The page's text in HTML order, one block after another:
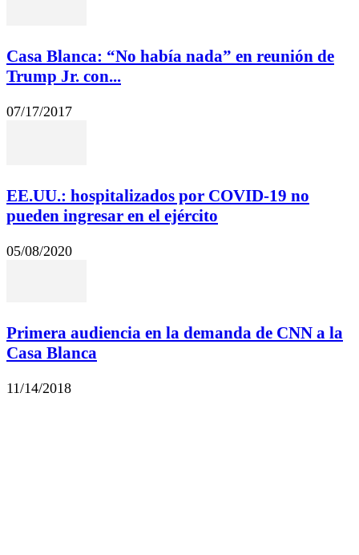
Casa Blanca: “No había nada” en reunión de
Trump Jr. con...
07/17/2017
EE.UU.: hospitalizados por COVID-19 no
pueden ingresar en el ejército
05/08/2020
Primera audiencia en la demanda de CNN a la
Casa Blanca
11/14/2018